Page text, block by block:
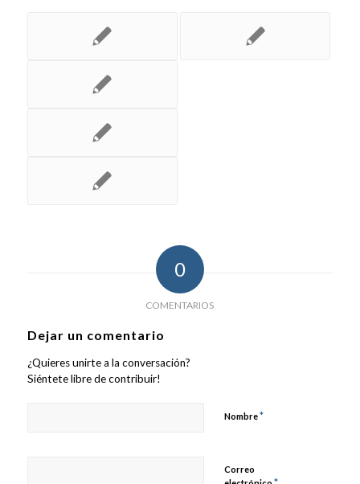
0
COMENTARIOS
Dejar un comentario
¿Quieres unirte a la conversación?
Siéntete libre de contribuir!
Nombre*
Correo